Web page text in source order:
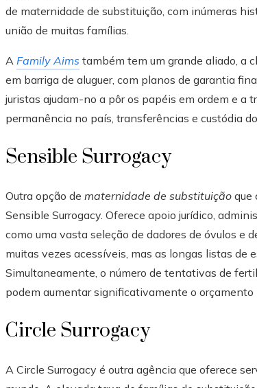
de maternidade de substituição, com inúmeras
união de muitas famílias.
A Family Aims também tem um grande aliado, a
em barriga de aluguer, com planos de garantia
juristas ajudam-no a pôr os papéis em ordem e a
permanência no país, transferências e custódia
Sensible Surrogacy
Outra opção de maternidade de substituição que
Sensible Surrogacy. Oferece apoio jurídico,
como uma vasta seleção de dadores de óvulos e
muitas vezes acessíveis, mas as longas listas de
Simultaneamente, o número de tentativas de
podem aumentar significativamente o
Circle Surrogacy
A Circle Surrogacy é outra agência que oferece